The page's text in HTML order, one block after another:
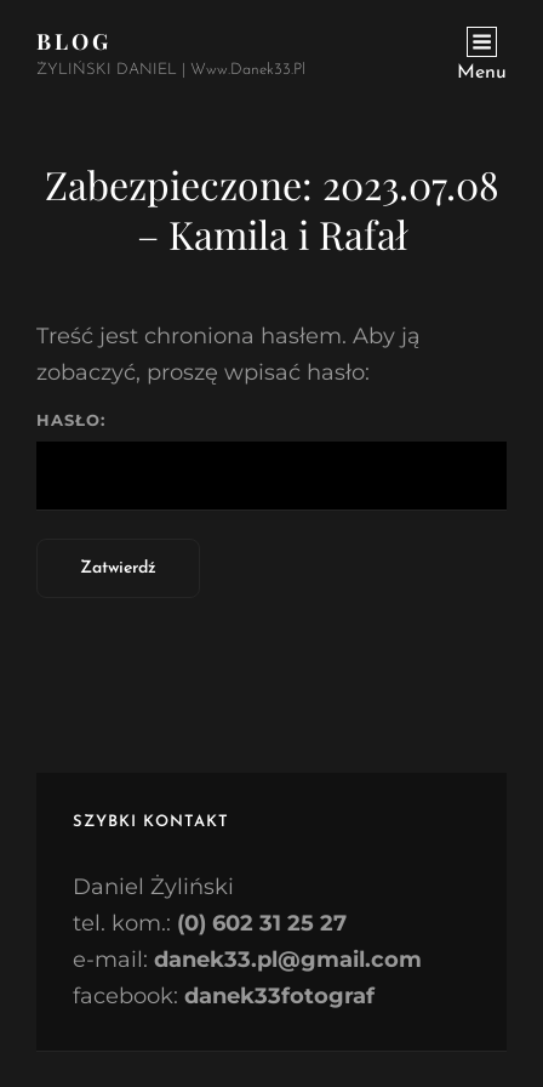
BLOG
ŻYLIŃSKI DANIEL | Www.danek33.pl Menu
Zabezpieczone: 2023.07.08
– Kamila i Rafał
Treść jest chroniona hasłem. Aby ją
zobaczyć, proszę wpisać hasło:
HASŁO:
SZYBKI KONTAKT
Daniel Żyliński
tel. kom.: (0) 602 31 25 27
e-mail: danek33.pl@gmail.com
facebook: danek33fotograf